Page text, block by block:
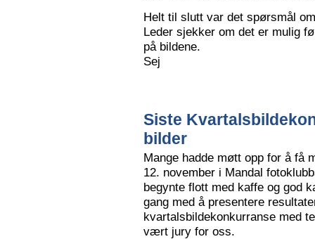
Helt til slutt var det spørsmål
Leder sjekker om det er mulig
på bildene.
Sej
Siste
bilder
Mange hadde møtt opp for å få
12. november i Mandal
begynte flott med kaffe og god
gang med å presentere
kvartalsbildekonkurranse med
vært jury for oss.